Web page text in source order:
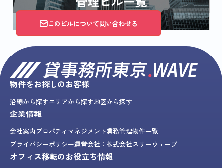
このビルについて問い合わせる
物件をお探しのお客様
沿線から探すエリアから探す地図から探す
企業情報
会社案内プロパティマネジメント業務管理物件一覧
プライバシーポリシー運営会社：株式会社スリーウェーブ
オフィス移転のお役立ち情報